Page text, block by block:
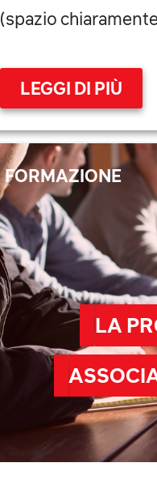
(spazio
LEGGI DI PIÙ
LA
FORMAZIONE